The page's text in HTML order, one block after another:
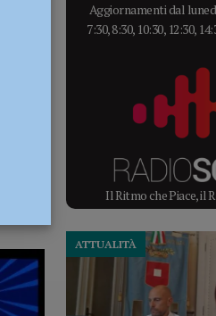
Aggiornamenti dal
7:30, 8:30, 10:30, 12:30,
Il Ritmo che Piace, il
ATTUALITÀ